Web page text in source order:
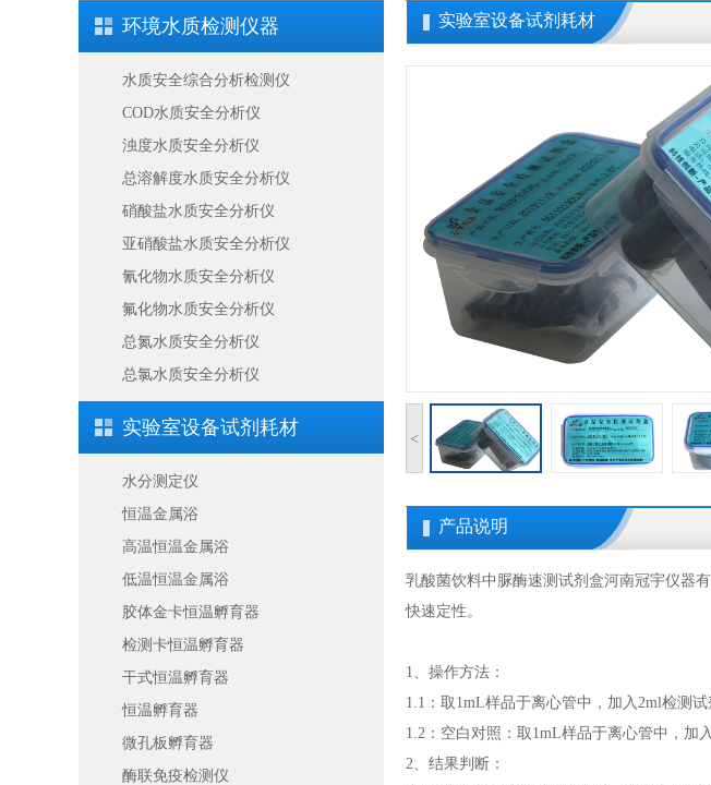
环境水质检测仪器
水质安全综合分析检测仪
COD水质安全分析仪
浊度水质安全分析仪
总溶解度水质安全分析仪
硝酸盐水质安全分析仪
亚硝酸盐水质安全分析仪
氰化物水质安全分析仪
氟化物水质安全分析仪
总氮水质安全分析仪
总氯水质安全分析仪
实验室设备试剂耗材
水分测定仪
恒温金属浴
高温恒温金属浴
低温恒温金属浴
胶体金卡恒温孵育器
检测卡恒温孵育器
干式恒温孵育器
恒温孵育器
微孔板孵育器
酶联免疫检测仪
实验室设备试剂耗材
<
产品说明
乳酸菌饮料中脲酶速测试剂盒河南冠宇仪器
快速定性。
1、操作方法：
1.1：取1mL样品于离心管中，加入2ml检测
1.2：空白对照：取1mL样品于离心管中，加
2、结果判断：